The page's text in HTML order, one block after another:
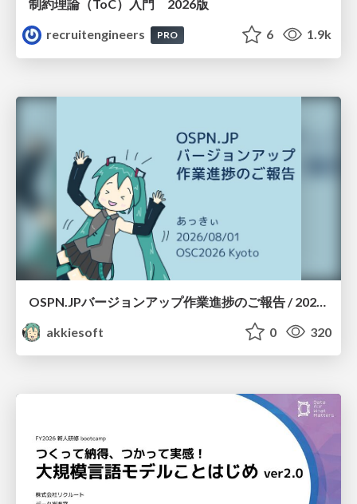
制約理論（ToC）入門 2026版
recruitengineers
PRO 6 1.9k
akkiesoft
0 320